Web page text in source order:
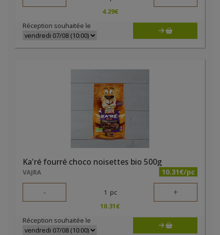
4.29€
Réception souhaitée le
Ka'ré fourré choco noisettes bio 500g
VAJRA 10.31€/pc
- 1 pc +
10.31€
Réception souhaitée le